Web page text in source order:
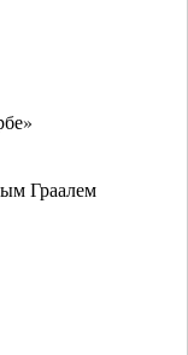
Граалем